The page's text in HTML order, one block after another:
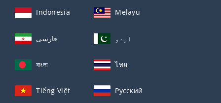
Indonesia Melayu
فارسی اردو
বাংলা ไทย
Tiếng Việt Русский